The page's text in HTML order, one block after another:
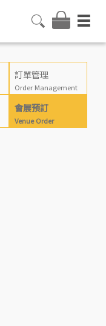
訂單管理
Order Management
會展預訂
Venue Order